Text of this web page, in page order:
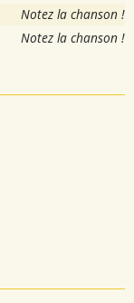
Notez la chanson !
Notez la chanson !